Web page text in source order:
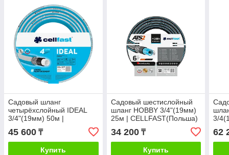
Садовый шланг
четырёхслойный IDEAL
3/4"(19мм) 50м |
45 600 ₸
Купить
Садовый шестислойный
шланг HOBBY 3/4"(19мм)
25м | CELLFAST(Польша)
34 200₸
Купить
3/
62